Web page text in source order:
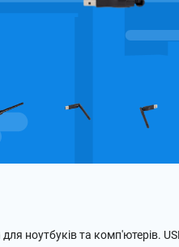
ноутбуків та комп'ютерів.